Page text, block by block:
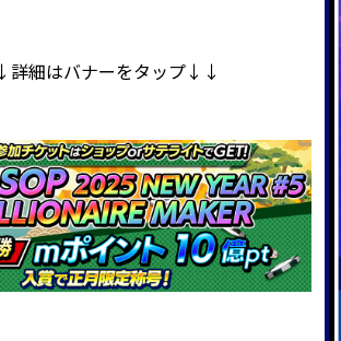
細はバナーをタップ↓↓